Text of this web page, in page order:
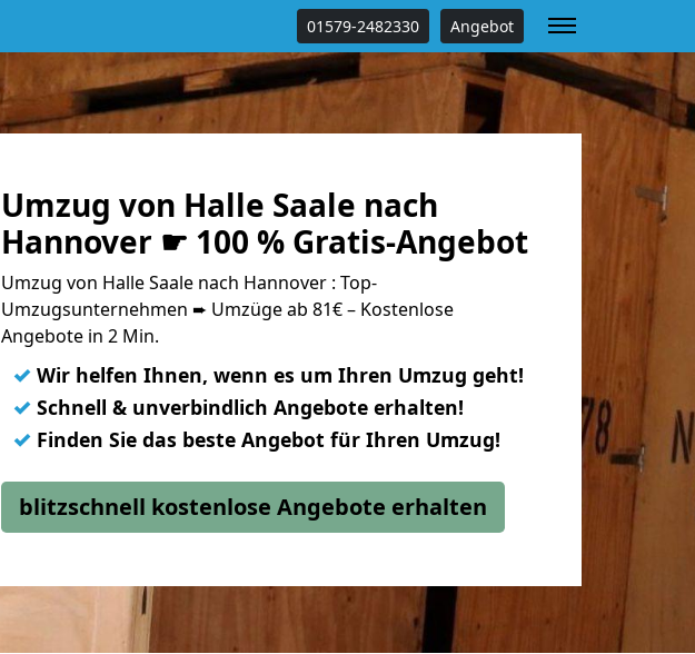
01579-2482330 Angebot
Umzug von Halle Saale nach
Hannover ☛ 100 % Gratis-Angebot
Umzug von Halle Saale nach Hannover : Top-
Umzugsunternehmen ➨ Umzüge ab 81€ – Kostenlose
Angebote in 2 Min.
✓ Wir helfen Ihnen, wenn es um Ihren Umzug geht!
✓ Schnell & unverbindlich Angebote erhalten!
✓ Finden Sie das beste Angebot für Ihren Umzug!
blitzschnell kostenlose Angebote erhalten